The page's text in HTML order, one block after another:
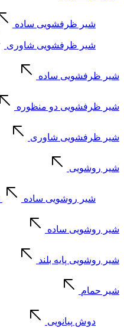
شیر ظرفشویی ساده
شیر ظرفشویی شاوری
شیر ظرفشویی ساده
شیر ظرفشویی دو منظوره
شیر ظرفشویی شاوری
شیر روشویی
شیر روشویی ساده
شیر روشویی ساده
شیر روشویی پایه بلند
شیر حمام
دوش پیانویی